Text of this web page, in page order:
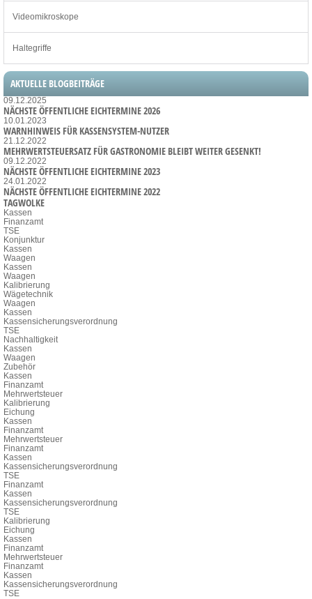
Videomikroskope
Haltegriffe
AKTUELLE BLOGBEITRÄGE
09.12.2025
NÄCHSTE ÖFFENTLICHE EICHTERMINE 2026
10.01.2023
WARNHINWEIS FÜR KASSENSYSTEM-NUTZER
21.12.2022
MEHRWERTSTEUERSATZ FÜR GASTRONOMIE BLEIBT WEITER GESENKT!
09.12.2022
NÄCHSTE ÖFFENTLICHE EICHTERMINE 2023
24.01.2022
NÄCHSTE ÖFFENTLICHE EICHTERMINE 2022
TAGWOLKE
Kassen
Finanzamt
TSE
Konjunktur
Kassen
Waagen
Kassen
Waagen
Kalibrierung
Wägetechnik
Waagen
Kassen
Kassensicherungsverordnung
TSE
Nachhaltigkeit
Kassen
Waagen
Zubehör
Kassen
Finanzamt
Mehrwertsteuer
Kalibrierung
Eichung
Kassen
Finanzamt
Mehrwertsteuer
Finanzamt
Kassen
Kassensicherungsverordnung
TSE
Finanzamt
Kassen
Kassensicherungsverordnung
TSE
Kalibrierung
Eichung
Kassen
Finanzamt
Mehrwertsteuer
Finanzamt
Kassen
Kassensicherungsverordnung
TSE